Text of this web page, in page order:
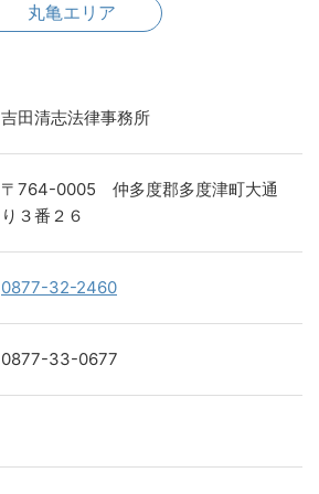
丸亀エリア
吉田清志法律事務所
〒764-0005 仲多度郡多度津町大通
り３番２６
0877-32-2460
0877-33-0677